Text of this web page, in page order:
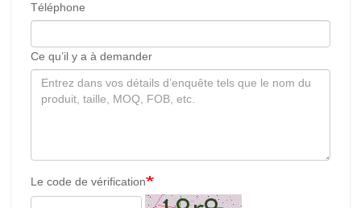
Téléphone
Ce qu’il y a à demander
Le code de vérification